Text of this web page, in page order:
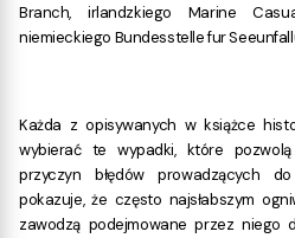
Branch, irlandzkiego Marine
niemieckiego Bundesstelle fur
Każda z opisywanych w książce
wybierać te wypadki, które
przyczyn błędów prowadzących
pokazuje, że często najsłabszym
zawodzą podejmowane przez niego